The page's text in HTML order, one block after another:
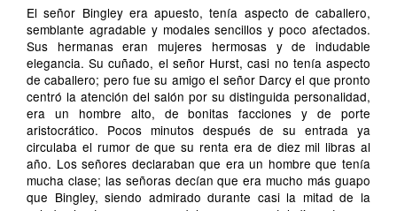
El señor Bingley era apuesto, tenía aspecto de caballero,
semblante agradable y modales sencillos y poco afectados.
Sus hermanas eran mujeres hermosas y de indudable
elegancia. Su cuñado, el señor Hurst, casi no tenía aspecto
de caballero; pero fue su amigo el señor Darcy el que pronto
centró la atención del salón por su distinguida personalidad,
era un hombre alto, de bonitas facciones y de porte
aristocrático. Pocos minutos después de su entrada ya
circulaba el rumor de que su renta era de diez mil libras al
año. Los señores declaraban que era un hombre que tenía
mucha clase; las señoras decían que era mucho más guapo
que Bingley, siendo admirado durante casi la mitad de la